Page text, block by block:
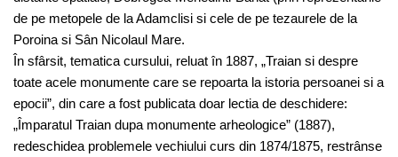
de pe metopele de la Adamclisi si cele de pe tezaurele de la
Poroina si Sân Nicolaul Mare.
În sfârsit, tematica cursului, reluat în 1887, „Traian si despre
toate acele monumente care se repoarta la istoria persoanei si a
epocii”, din care a fost publicata doar lectia de deschidere:
„Împaratul Traian dupa monumente arheologice” (1887),
redeschidea problemele vechiului curs din 1874/1875, restrânse